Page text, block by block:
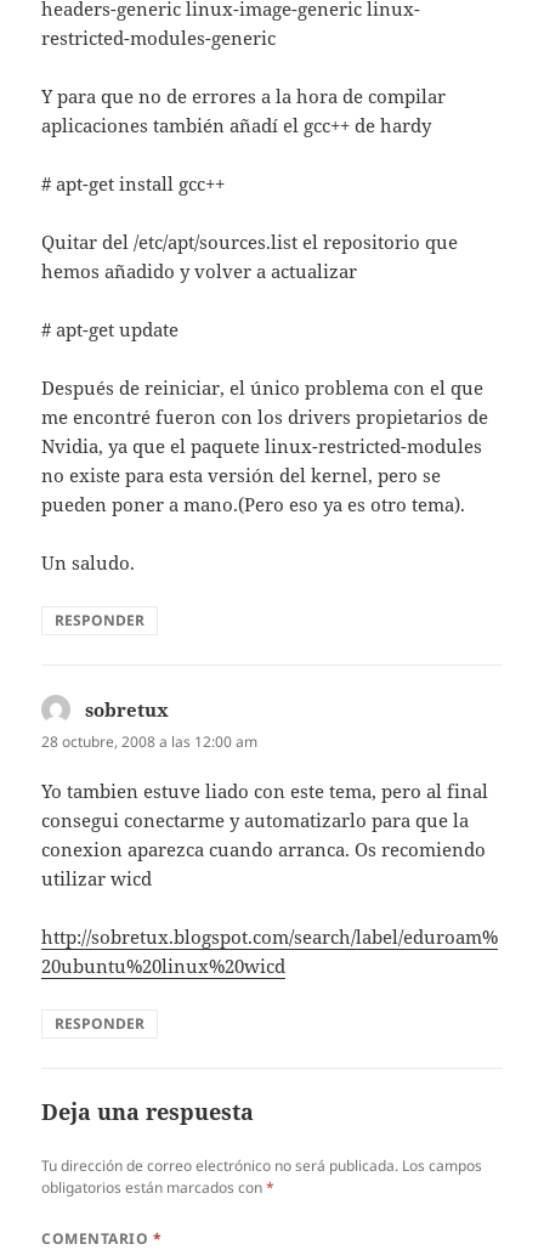
headers-generic linux-image-generic linux-
restricted-modules-generic
Y para que no de errores a la hora de compilar
aplicaciones también añadí el gcc++ de hardy
# apt-get install gcc++
Quitar del /etc/apt/sources.list el repositorio que
hemos añadido y volver a actualizar
# apt-get update
Después de reiniciar, el único problema con el que
me encontré fueron con los drivers propietarios de
Nvidia, ya que el paquete linux-restricted-modules
no existe para esta versión del kernel, pero se
pueden poner a mano.(Pero eso ya es otro tema).
Un saludo.
RESPONDER
sobretux
28 octubre, 2008 a las 12:00 am
Yo tambien estuve liado con este tema, pero al final
consegui conectarme y automatizarlo para que la
conexion aparezca cuando arranca. Os recomiendo
utilizar wicd
http://sobretux.blogspot.com/search/label/eduroam%
20ubuntu%20linux%20wicd
RESPONDER
Deja una respuesta
Tu dirección de correo electrónico no será publicada. Los campos
obligatorios están marcados con*
COMENTARIO *